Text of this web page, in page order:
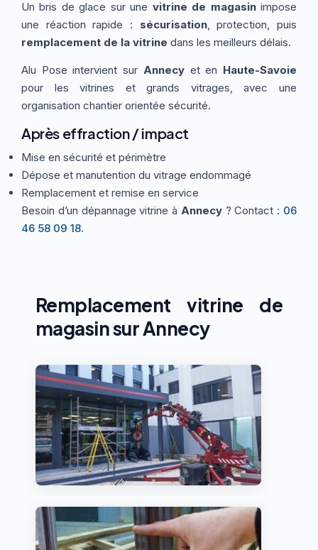
Thermographie
Nos Formules ACTUALITÉS
CONTACT
Un bris de glace sur une vitrine de magasinimpose
une réaction rapide : sécurisation, protection, puis
remplacement de la vitrine dans les meilleurs délais.
Alu Pose intervient sur Annecyet en Haute-Savoie
pour les vitrines et grands vitrages, avec une
organisation chantier orientée sécurité.
Après effraction / impact
Mise en sécurité et périmètre
Dépose et manutention du vitrage endommagé
Remplacement et remise en service
Besoin d’un dépannage vitrine à Annecy? Contact : 06
46 58 09 18.
Remplacement vitrine de
magasin sur Annecy